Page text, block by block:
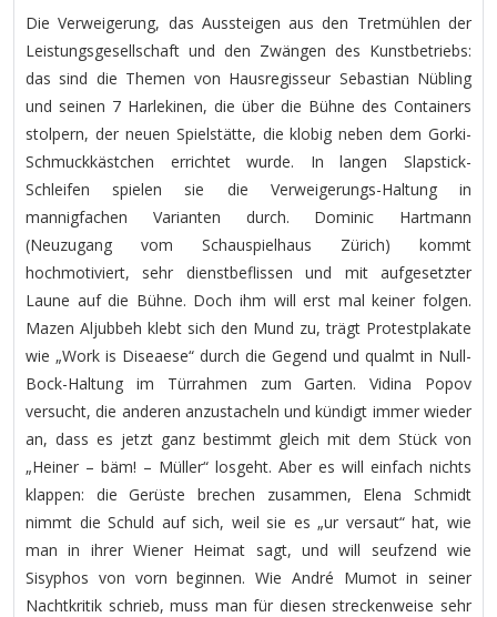
Die Verweigerung, das Aussteigen aus den Tretmühlen der
Leistungsgesellschaft und den Zwängen des Kunstbetriebs:
das sind die Themen von Hausregisseur Sebastian Nübling
und seinen 7 Harlekinen, die über die Bühne des Containers
stolpern, der neuen Spielstätte, die klobig neben dem Gorki-
Schmuckkästchen errichtet wurde. In langen Slapstick-
Schleifen spielen sie die Verweigerungs-Haltung in
mannigfachen Varianten durch. Dominic Hartmann
(Neuzugang vom Schauspielhaus Zürich) kommt
hochmotiviert, sehr dienstbeflissen und mit aufgesetzter
Laune auf die Bühne. Doch ihm will erst mal keiner folgen.
Mazen Aljubbeh klebt sich den Mund zu, trägt Protestplakate
wie „Work is Diseaese“ durch die Gegend und qualmt in Null-
Bock-Haltung im Türrahmen zum Garten. Vidina Popov
versucht, die anderen anzustacheln und kündigt immer wieder
an, dass es jetzt ganz bestimmt gleich mit dem Stück von
„Heiner – bäm! – Müller“ losgeht. Aber es will einfach nichts
klappen: die Gerüste brechen zusammen, Elena Schmidt
nimmt die Schuld auf sich, weil sie es „ur versaut“ hat, wie
man in ihrer Wiener Heimat sagt, und will seufzend wie
Sisyphos von vorn beginnen. Wie André Mumot in seiner
Nachtkritik schrieb, muss man für diesen streckenweise sehr